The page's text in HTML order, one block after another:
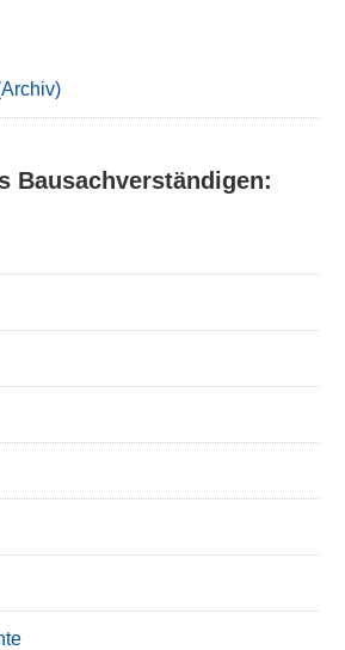
Bausachverständigen: